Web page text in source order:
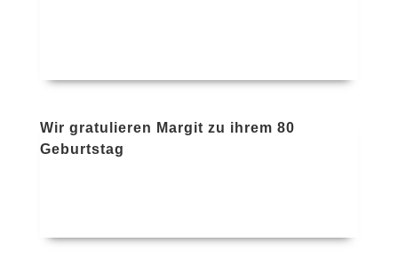
Wir gratulieren Margit zu ihrem 80
Geburtstag